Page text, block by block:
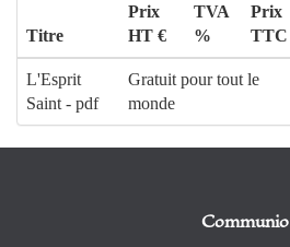
Titre
Prix
HT €
TVA
%
Prix
TTC
L'Esprit
Saint - pdf
Gratuit pour tout le
monde
Communio